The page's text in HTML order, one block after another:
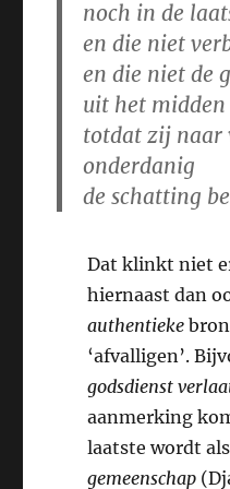
noch in de
en die niet
en die niet de
uit het midden
totdat zij naar
onderdanig
de schatting
Dat klinkt niet
hiernaast dan
authentieke
‘afvalligen’.
godsdienst
aanmerking
laatste wordt
gemeenschap